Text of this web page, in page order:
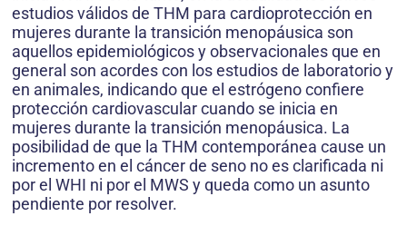
estudios válidos de THM para cardioprotección en
mujeres durante la transición menopáusica son
aquellos epidemiológicos y observacionales que en
general son acordes con los estudios de laboratorio y
en animales, indicando que el estrógeno confiere
protección cardiovascular cuando se inicia en
mujeres durante la transición menopáusica. La
posibilidad de que la THM contemporánea cause un
incremento en el cáncer de seno no es clarificada ni
por el WHI ni por el MWS y queda como un asunto
pendiente por resolver.